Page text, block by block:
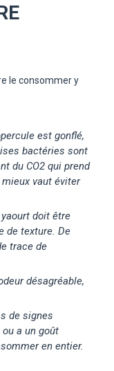
le consommer y
est gonflé,
bactéries sont
du CO2 qui prend
mieux vaut éviter
doit être
de texture. De
trace de
désagréable,
de signes
a un goût
en entier.